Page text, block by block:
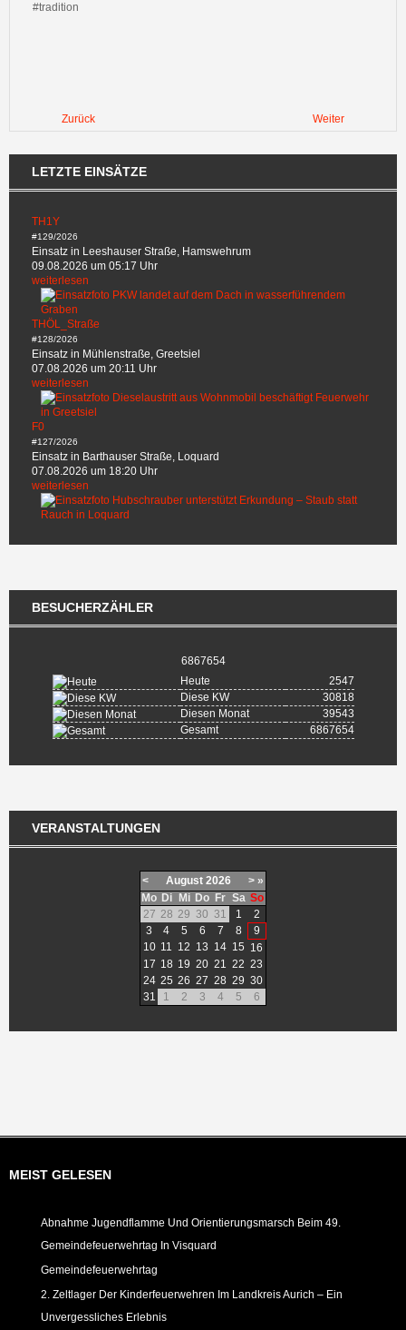
#tradition
Zurück Weiter
LETZTE EINSÄTZE
TH1Y
#129/2026
Einsatz in Leeshauser Straße, Hamswehrum
09.08.2026 um 05:17 Uhr
weiterlesen
THÖL_Straße
#128/2026
Einsatz in Mühlenstraße, Greetsiel
07.08.2026 um 20:11 Uhr
weiterlesen
F0
#127/2026
Einsatz in Barthauser Straße, Loquard
07.08.2026 um 18:20 Uhr
weiterlesen
BESUCHERZÄHLER
6867654
Heute
2547
Diese KW
30818
Diesen Monat
39543
Gesamt
6867654
VERANSTALTUNGEN
< August 2026 > »
Mo Di Mi Do Fr Sa So
27 28 29 30 31 1
2
3
4 5 6 7 8
9
10 11 12 13 14 15 16
17 18 19 20 21 22 23
24 25 26 27 28 29 30
31
1 2 3 4 5 6
MEIST GELESEN
Abnahme Jugendflamme Und Orientierungsmarsch Beim 49.
Gemeindefeuerwehrtag In Visquard
Gemeindefeuerwehrtag
2. Zeltlager Der Kinderfeuerwehren Im Landkreis Aurich – Ein
Unvergessliches Erlebnis